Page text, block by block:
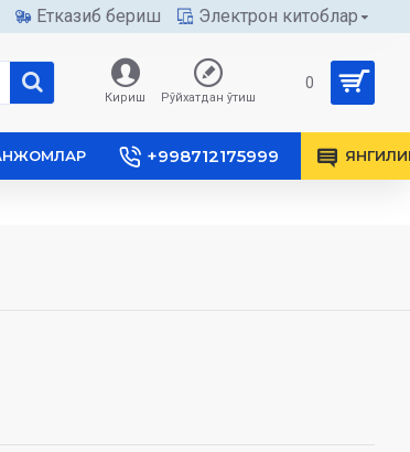
Етказиб бериш Электрон китоблар
Кириш Рўйхатдан ўтиш
0
+998712175999